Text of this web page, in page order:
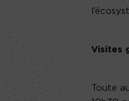
Visites
Toute